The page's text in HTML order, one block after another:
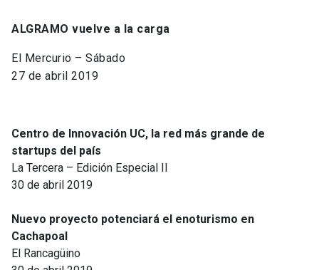
ALGRAMO vuelve a la carga
El Mercurio – Sábado
27 de abril 2019
Centro de Innovación UC, la red más grande de
startups del país
La Tercera – Edición Especial II
30 de abril 2019
Nuevo proyecto potenciará el enoturismo en
Cachapoal
El Rancagüino